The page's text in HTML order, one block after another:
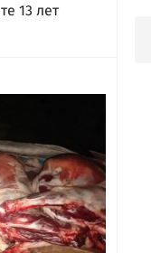
13 лет